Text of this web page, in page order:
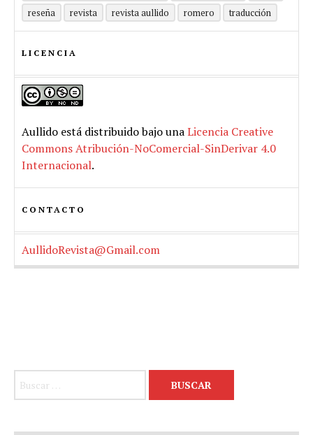
reseña
revista revista aullido romero traducción
LICENCIA
Aullido está distribuido bajo unaLicencia Creative
Commons Atribución-NoComercial-SinDerivar 4.0
Internacional.
CONTACTO
AullidoRevista@Gmail.com